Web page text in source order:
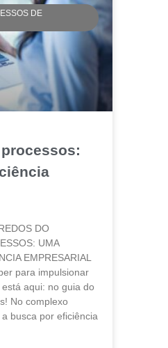
DE
DO
UMA
EMPRESARIAL
para impulsionar
aqui: no guia do
No complexo
busca por eficiência